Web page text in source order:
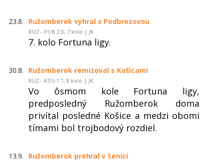
23.8. Ružomberok vyhral s Podbrezovou
RUZ - POB 2:0, 7.kolo | JK
7. kolo Fortuna ligy.
30.8. Ružomberok remizoval s Košicami
RUZ - KOS 1:1, 8.kolo | JK
Vo ôsmom kole Fortuna ligy,
predposledný Ružomberok doma
privítal posledné Košice a medzi obomi
tímami bol trojbodový rozdiel.
13.9. Ružomberok prehral v Senici